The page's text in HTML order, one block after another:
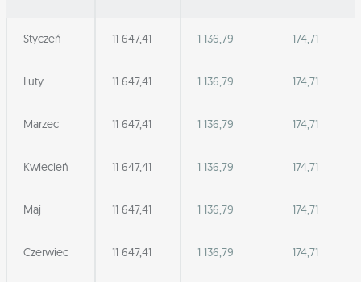
Styczeń 11 647,41 1 136,79 174,71
Luty 11 647,41 1 136,79 174,71
Marzec 11 647,41 1 136,79 174,71
Kwiecień 11 647,41 1 136,79 174,71
Maj 11 647,41 1 136,79 174,71
Czerwiec 11 647,41 1 136,79 174,71